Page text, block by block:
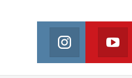
Join
Join us on
Youtube
Join us on Youtube